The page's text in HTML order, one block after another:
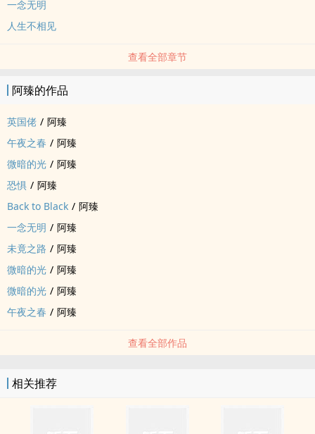
一念无明
人生不相见
查看全部章节
阿臻的作品
英国佬 / 阿臻
午夜之春 / 阿臻
微暗的光 / 阿臻
恐惧 / 阿臻
Back to Black / 阿臻
一念无明 / 阿臻
未竟之路 / 阿臻
微暗的光 / 阿臻
微暗的光 / 阿臻
午夜之春 / 阿臻
查看全部作品
相关推荐